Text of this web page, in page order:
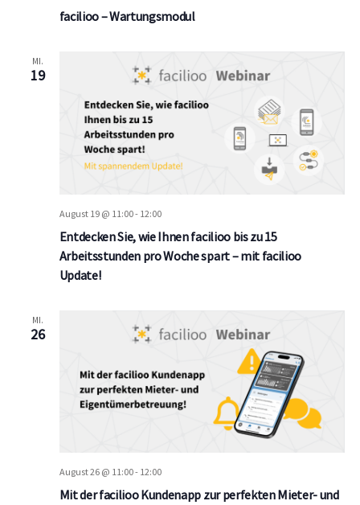
facilioo – Wartungsmodul
MI.
19
August 19 @ 11:00- 12:00
Entdecken Sie, wie Ihnen facilioo bis zu 15
Arbeitsstunden pro Woche spart – mit facilioo
Update!
MI.
26
August 26 @ 11:00- 12:00
Mit der facilioo Kundenapp zur perfekten Mieter- und